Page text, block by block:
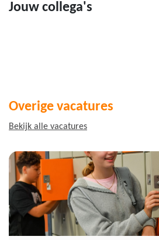
Jouw collega's
Overige vacatures
Bekijk alle vacatures